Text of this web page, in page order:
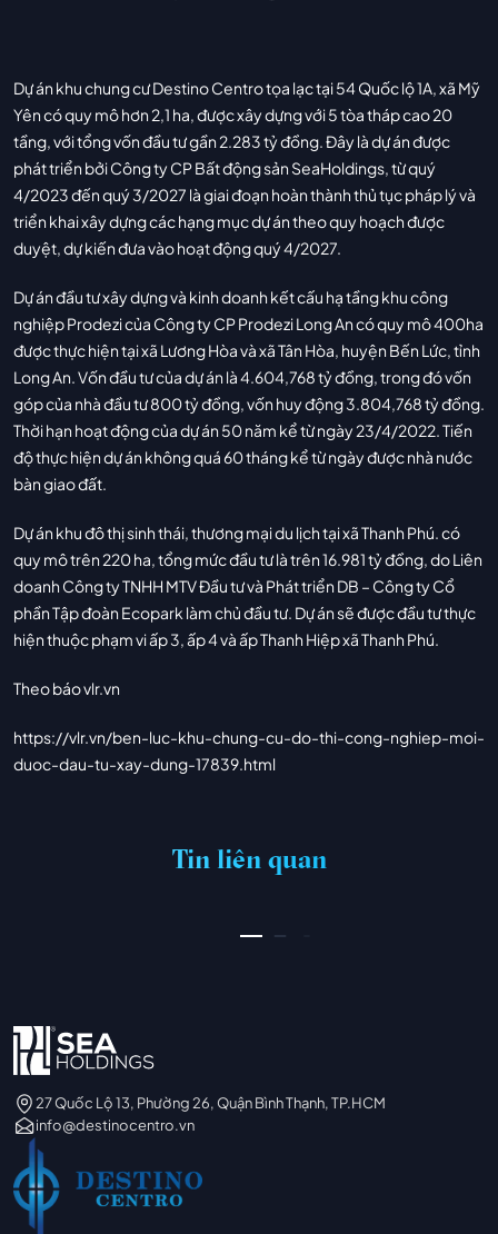
Dự án khu chung cư Destino Centro tọa lạc tại 54 Quốc lộ 1A, xã Mỹ
Yên có quy mô hơn 2,1 ha, được xây dựng với 5 tòa tháp cao 20
tầng, với tổng vốn đầu tư gần 2.283 tỷ đồng. Đây là dự án được
phát triển bởi Công ty CP Bất động sản SeaHoldings, từ quý
4/2023 đến quý 3/2027 là giai đoạn hoàn thành thủ tục pháp lý và
triển khai xây dựng các hạng mục dự án theo quy hoạch được
duyệt, dự kiến đưa vào hoạt động quý 4/2027.
Dự án đầu tư xây dựng và kinh doanh kết cấu hạ tầng khu công
nghiệp Prodezi của Công ty CP Prodezi Long An có quy mô 400ha
được thực hiện tại xã Lương Hòa và xã Tân Hòa, huyện Bến Lức, tỉnh
Long An. Vốn đầu tư của dự án là 4.604,768 tỷ đồng, trong đó vốn
góp của nhà đầu tư 800 tỷ đồng, vốn huy động 3.804,768 tỷ đồng.
Thời hạn hoạt động của dự án 50 năm kể từ ngày 23/4/2022. Tiến
độ thực hiện dự án không quá 60 tháng kể từ ngày được nhà nước
bàn giao đất.
Dự án khu đô thị sinh thái, thương mại du lịch tại xã Thanh Phú. có
quy mô trên 220 ha, tổng mức đầu tư là trên 16.981 tỷ đồng, do Liên
doanh Công ty TNHH MTV Đầu tư và Phát triển DB – Công ty Cổ
phần Tập đoàn Ecopark làm chủ đầu tư. Dự án sẽ được đầu tư thực
hiện thuộc phạm vi ấp 3, ấp 4 và ấp Thanh Hiệp xã Thanh Phú.
Theo báo vlr.vn
https://vlr.vn/ben-luc-khu-chung-cu-do-thi-cong-nghiep-moi-
duoc-dau-tu-xay-dung-17839.html
Tin liên quan
27 Quốc Lộ 13, Phường 26, Quận Bình Thạnh, TP.HCM
info@destinocentro.vn